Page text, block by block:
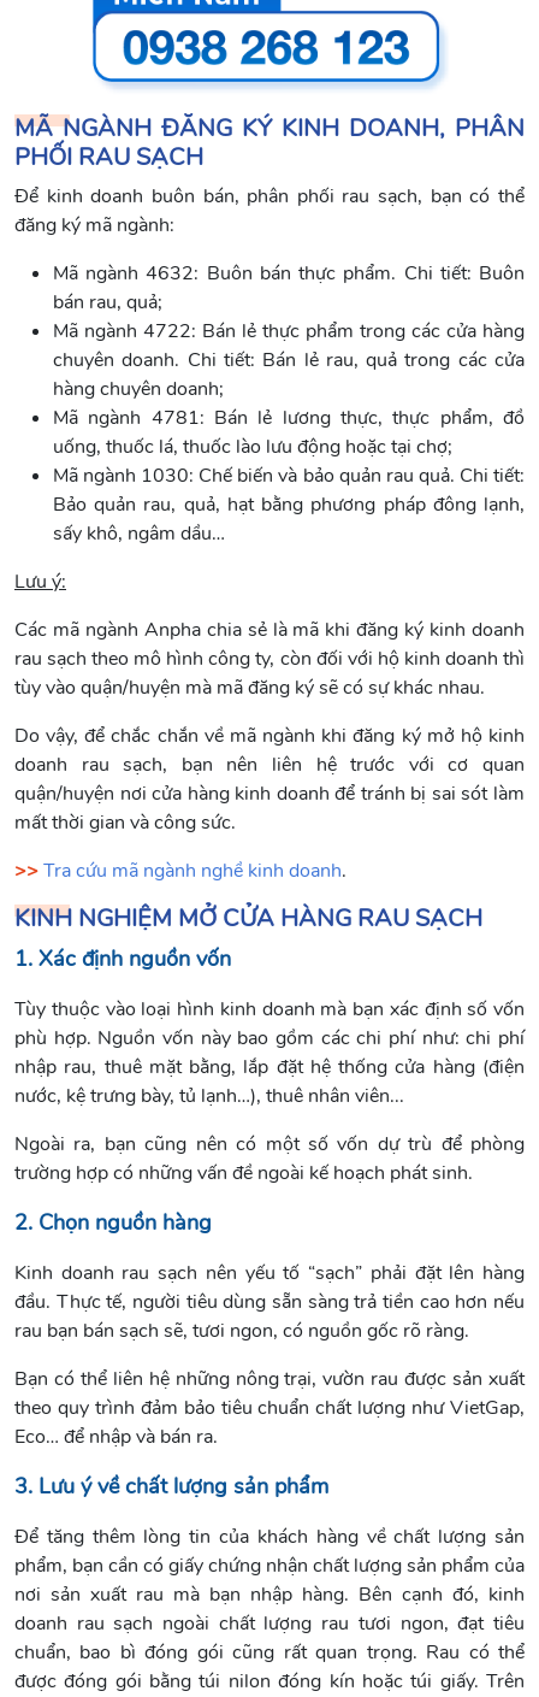
MÃ NGÀNH ĐĂNG KÝ KINH DOANH, PHÂN
PHỐI RAU SẠCH
Để kinh doanh buôn bán, phân phối rau sạch, bạn có thể
đăng ký mã ngành:
Mã ngành 4632: Buôn bán thực phẩm. Chi tiết: Buôn
bán rau, quả;
Mã ngành 4722: Bán lẻ thực phẩm trong các cửa hàng
chuyên doanh. Chi tiết: Bán lẻ rau, quả trong các cửa
hàng chuyên doanh;
Mã ngành 4781: Bán lẻ lương thực, thực phẩm, đồ
uống, thuốc lá, thuốc lào lưu động hoặc tại chợ;
Mã ngành 1030: Chế biến và bảo quản rau quả. Chi tiết:
Bảo quản rau, quả, hạt bằng phương pháp đông lạnh,
sấy khô, ngâm dầu…
Lưu ý:
Các mã ngành Anpha chia sẻ là mã khi đăng ký kinh doanh
rau sạch theo mô hình công ty, còn đối với hộ kinh doanh thì
tùy vào quận/huyện mà mã đăng ký sẽ có sự khác nhau.
Do vậy, để chắc chắn về mã ngành khi đăng ký mở hộ kinh
doanh rau sạch, bạn nên liên hệ trước với cơ quan
quận/huyện nơi cửa hàng kinh doanh để tránh bị sai sót làm
mất thời gian và công sức.
>>Tra cứu mã ngành nghề kinh doanh.
KINH NGHIỆM MỞ CỬA HÀNG RAU SẠCH
1. Xác định nguồn vốn
Tùy thuộc vào loại hình kinh doanh mà bạn xác định số vốn
phù hợp. Nguồn vốn này bao gồm các chi phí như: chi phí
nhập rau, thuê mặt bằng, lắp đặt hệ thống cửa hàng (điện
nước, kệ trưng bày, tủ lạnh…), thuê nhân viên...
Ngoài ra, bạn cũng nên có một số vốn dự trù để phòng
trường hợp có những vấn đề ngoài kế hoạch phát sinh.
2. Chọn nguồn hàng
Kinh doanh rau sạch nên yếu tố “sạch” phải đặt lên hàng
đầu. Thực tế, người tiêu dùng sẵn sàng trả tiền cao hơn nếu
rau bạn bán sạch sẽ, tươi ngon, có nguồn gốc rõ ràng.
Bạn có thể liên hệ những nông trại, vườn rau được sản xuất
theo quy trình đảm bảo tiêu chuẩn chất lượng như VietGap,
Eco… để nhập và bán ra.
3. Lưu ý về chất lượng sản phẩm
Để tăng thêm lòng tin của khách hàng về chất lượng sản
phẩm, bạn cần có giấy chứng nhận chất lượng sản phẩm của
nơi sản xuất rau mà bạn nhập hàng. Bên cạnh đó, kinh
doanh rau sạch ngoài chất lượng rau tươi ngon, đạt tiêu
chuẩn, bao bì đóng gói cũng rất quan trọng. Rau có thể
được đóng gói bằng túi nilon đóng kín hoặc túi giấy. Trên